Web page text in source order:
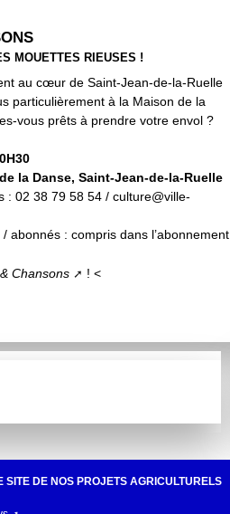
MOUETTES RIEUSES !
au cœur de Saint-Jean-de-la-Ruelle
particulièrement à la Maison de la
vous prêts à prendre votre envol ?
la Danse, Saint-Jean-de-la-Ruelle
: 02 38 79 58 54 / culture@ville-
abonnés : compris dans l’abonnement
Chansons ! <
SITE DE NOS PROJETS AGRICULTURELS